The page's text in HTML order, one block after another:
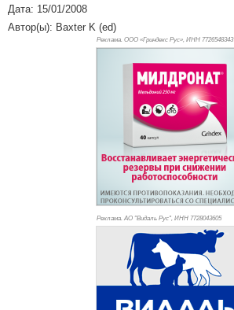
Дата: 15/01/2008
Автор(ы): Baxter K (ed)
Реклама. ООО «Гриндекс Рус», ИНН 7726548343
Реклама. АО "Видаль Рус", ИНН 7728043605